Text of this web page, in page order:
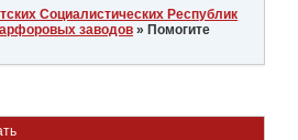
Социалистических Республик
заводов » Помогите